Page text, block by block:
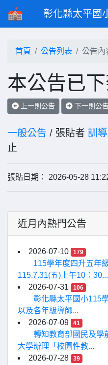
彰化縣太平國
首頁 公告列表 公告內
本公告已
上一則公告 下一則公
一般公告 / 張貼者 訓
止
張貼日期： 2026-05-28
近月內熱門公告
2026-07-10 179
115學年度四升五年
115.7.31(五)上午10：30...
2026-07-31
106
彰化縣太平國小115
以及各年級導師...
2026-07-09
41
轉知教育部國民及學
大學辦理「校園性教...
2026-07-28
39